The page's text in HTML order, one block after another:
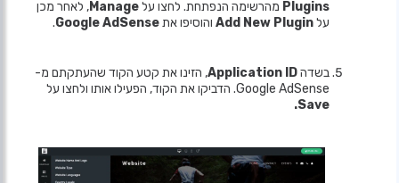
Plugins מהרשימה הנפתחת. לחצו עלManage, לאחר מכן
עלAdd New Plugin והוסיפו אתGoogle AdSense
.
בשדהApplication ID, הזינו את קטע הקוד שהעתקתם מ-
Google AdSense. הדביקו את הקוד, הפעילו אותו ולחצו על
Save.